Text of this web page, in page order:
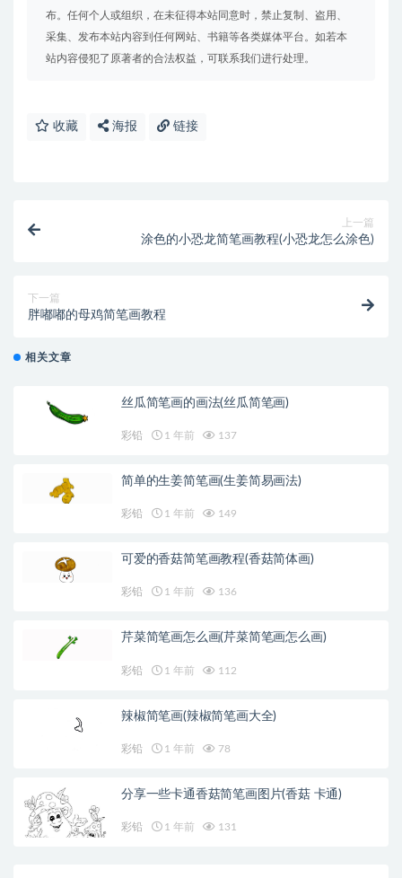
布。任何个人或组织，在未征得本站同意时，禁止复制、盗用、
采集、发布本站内容到任何网站、书籍等各类媒体平台。如若本
站内容侵犯了原著者的合法权益，可联系我们进行处理。
收藏 海报 链接
上一篇
涂色的小恐龙简笔画教程(小恐龙怎么涂色)
下一篇
胖嘟嘟的母鸡简笔画教程
相关文章
丝瓜简笔画的画法(丝瓜简笔画)
彩铅 1 年前 137
简单的生姜简笔画(生姜简易画法)
彩铅 1 年前 149
可爱的香菇简笔画教程(香菇简体画)
彩铅 1 年前 136
芹菜简笔画怎么画(芹菜简笔画怎么画)
彩铅 1 年前 112
辣椒简笔画(辣椒简笔画大全)
彩铅 1 年前 78
分享一些卡通香菇简笔画图片(香菇 卡通)
彩铅 1 年前 131